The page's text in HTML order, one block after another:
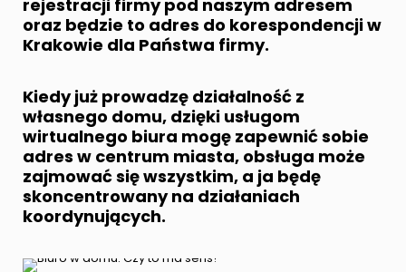
rejestracji firmypod naszym adresem
oraz będzie to adres do korespondencji w
Krakowie dla Państwa firmy.
Kiedy już prowadzę działalność z
własnego domu, dzięki usługom
wirtualnego biura mogę zapewnić sobie
adres w centrum miasta, obsługa może
zajmować się wszystkim, a ja będę
skoncentrowany na działaniach
koordynujących.